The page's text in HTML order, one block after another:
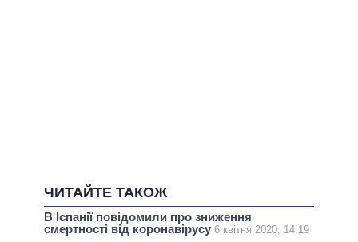
ЧИТАЙТЕ ТАКОЖ
В Іспанії повідомили про зниження
смертності від коронавірусу 6 квітня 2020, 14:19